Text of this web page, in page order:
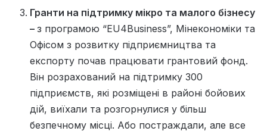
Гранти на підтримку мікро та малого бізнесу
– з програмою “EU4Business”, Мінекономіки та
Офісом з розвитку підприємництва та
експорту почав працювати грантовий фонд.
Він розрахований на підтримку 300
підприємств, які розміщені в районі бойових
дій, виїхали та розгорнулися у більш
безпечному місці. Або постраждали, але все